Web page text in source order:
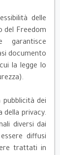
delle
del Freedom
garantisce
documento
la legge lo
dei
della privacy.
diversi dai
diffusi
trattati in